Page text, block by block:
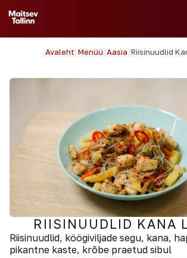
Avaleht/Menüü/Aasia/
RIISINUUDLID KANA
Riisinuudlid, köögiviljade segu, kana,
pikantne kaste, krõbe praetud sibul